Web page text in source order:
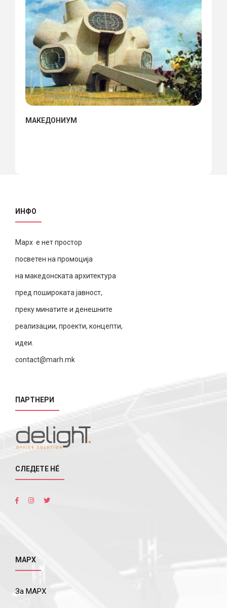
МАКЕДОНИУМ
ИНФО
Марх е нет простор
посветен на промоција
на македонската архитектура
пред пошироката јавност,
преку минатите и денешните
реализации, проекти, концепти,
идеи.
contact@marh.mk
ПАРТНЕРИ
СЛЕДЕТЕ НÉ
МАРХ
За МАРХ